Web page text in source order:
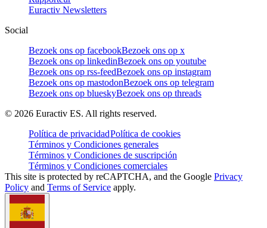
Euractiv Newsletters
Social
Bezoek ons op facebookBezoek ons op x
Bezoek ons op linkedinBezoek ons op youtube
Bezoek ons op rss-feedBezoek ons op instagram
Bezoek ons op mastodonBezoek ons op telegram
Bezoek ons op blueskyBezoek ons op threads
© 2026 Euractiv ES. All rights reserved.
Política de privacidadPolítica de cookies
Términos y Condiciones generales
Términos y Condiciones de suscripción
Términos y Condiciones comerciales
This site is protected by reCAPTCHA, and the Google Privacy
Policy and Terms of Service apply.